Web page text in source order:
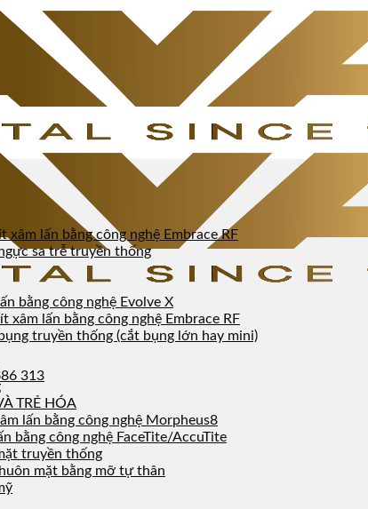
313
xâm lấn bằng công nghệ Embrace RF
sa trễ truyền thống
bằng công nghệ Evolve X
xâm lấn bằng công nghệ Embrace RF
truyền thống (cắt bụng lớn hay mini)
TRẺ HÓA
lấn bằng công nghệ Morpheus8
bằng công nghệ FaceTite/AccuTite
truyền thống
mặt bằng mỡ tự thân